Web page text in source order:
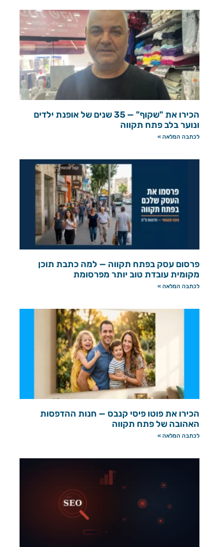
הכירו את "שקוף" — 35 שנים של אופנת ילדים
ונוער בלב פתח תקווה
לכתבה המלאה »
פרסום עסק בפתח תקווה — למה כתבת תוכן
מקומית עובדת טוב יותר מפרסומת
לכתבה המלאה »
הכירו את פוטו פיסי קנבס — חנות ההדפסות
האהובה של פתח תקווה
לכתבה המלאה »